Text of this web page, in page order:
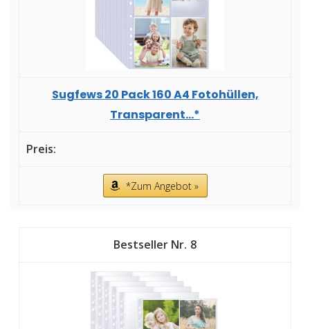
Sugfews 20 Pack 160 A4 Fotohüllen,
Transparent...*
*Zum Angebot »
8